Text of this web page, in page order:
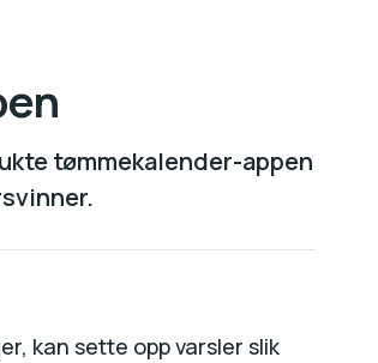
tømmekalender-appen
kan sette opp varsler slik